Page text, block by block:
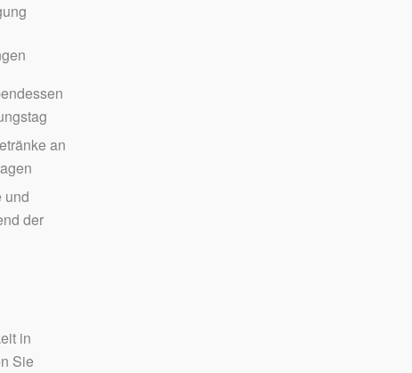
an
und
der
in
Sie